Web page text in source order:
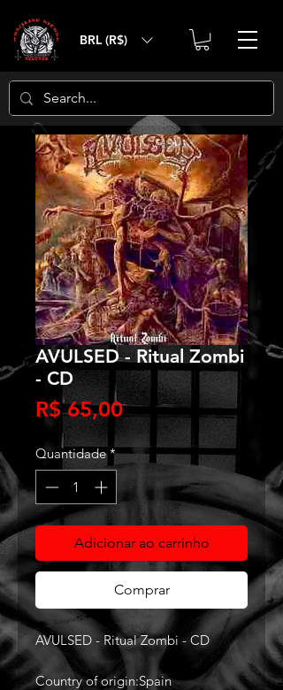
BRL (R$)
AVULSED - Ritual Zombi
- CD
R$ 65,00Preço
Quantidade *
Adicionar ao carrinho
Comprar
AVULSED - Ritual Zombi - CD
Country of origin:Spain